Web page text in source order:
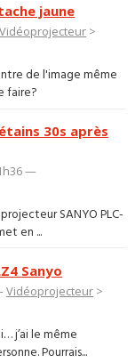
jaune
Vidéoprojecteur >
de l'image même
faire?
30s après
—
SANYO PLC-
en ...
Sanyo
Vidéoprojecteur >
j’ai le même
Pourrais...